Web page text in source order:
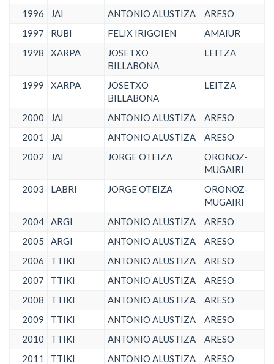
1996 JAI ANTONIO ALUSTIZA
ARESO
1997
RUBI FELIX IRIGOIEN
AMAIUR
1998
XARPA
JOSETXO
BILLABONA
LEITZA
1999 XARPA
JOSETXO
BILLABONA
LEITZA
2000 JAI ANTONIO ALUSTIZA
ARESO
2001
JAI ANTONIO ALUSTIZA
ARESO
2002
JAI JORGE OTEIZA
ORONOZ-
MUGAIRI
2003
LABRI JORGE OTEIZA
ORONOZ-
MUGAIRI
2004
ARGI ANTONIO ALUSTIZA
ARESO
2005
ARGI ANTONIO ALUSTIZA
ARESO
2006
TTIKI ANTONIO ALUSTIZA
ARESO
2007
TTIKI ANTONIO ALUSTIZA
ARESO
2008
TTIKI ANTONIO ALUSTIZA
ARESO
2009
TTIKI ANTONIO ALUSTIZA
ARESO
2010
TTIKI ANTONIO ALUSTIZA
ARESO
2011
TTIKI ANTONIO ALUSTIZA ARESO